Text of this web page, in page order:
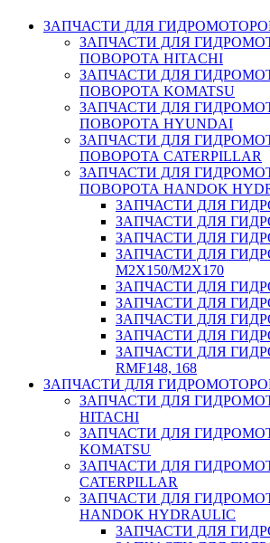
ЗАПЧАСТИ ДЛЯ
ЗАПЧАСТИ ДЛЯ
ПОВОРОТА HITACHI
ЗАПЧАСТИ ДЛЯ
ПОВОРОТА KOMATSU
ЗАПЧАСТИ ДЛЯ
ПОВОРОТА HYUNDAI
ЗАПЧАСТИ ДЛЯ
ПОВОРОТА CATERPILLAR
ЗАПЧАСТИ ДЛЯ
ПОВОРОТА HANDOK
ЗАПЧАСТИ ДЛЯ
ЗАПЧАСТИ ДЛЯ
ЗАПЧАСТИ ДЛЯ
ЗАПЧАСТИ ДЛЯ
M2X150/M2X170
ЗАПЧАСТИ ДЛЯ
ЗАПЧАСТИ ДЛЯ
ЗАПЧАСТИ ДЛЯ
ЗАПЧАСТИ ДЛЯ
ЗАПЧАСТИ ДЛЯ
RMF148, 168
ЗАПЧАСТИ ДЛЯ
ЗАПЧАСТИ ДЛЯ
HITACHI
ЗАПЧАСТИ ДЛЯ
KOMATSU
ЗАПЧАСТИ ДЛЯ
CATERPILLAR
ЗАПЧАСТИ ДЛЯ
HANDOK HYDRAULIC
ЗАПЧАСТИ ДЛЯ